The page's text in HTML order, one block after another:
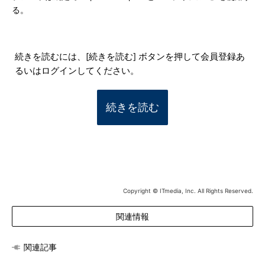
る。
続きを読むには、[続きを読む] ボタンを押して会員登録あ
るいはログインしてください。
続きを読む
Copyright © ITmedia, Inc. All Rights Reserved.
関連情報
関連記事